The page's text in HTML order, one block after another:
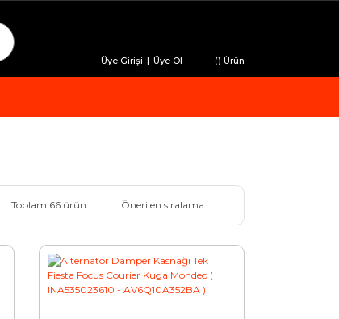
Üye Girişi | Üye Ol () Ürün
Toplam 66 ürün